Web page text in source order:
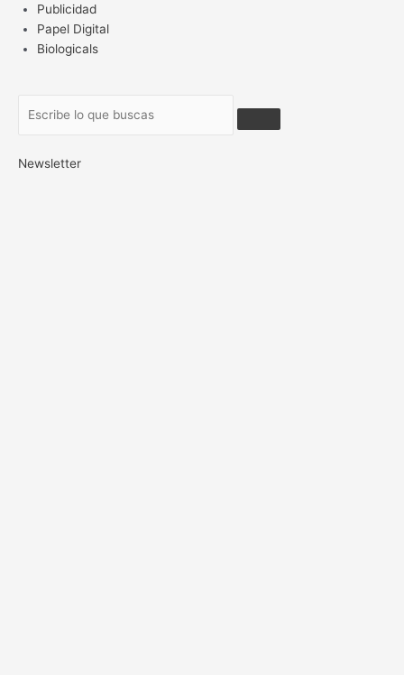
Publicidad
Papel Digital
Biologicals
Newsletter